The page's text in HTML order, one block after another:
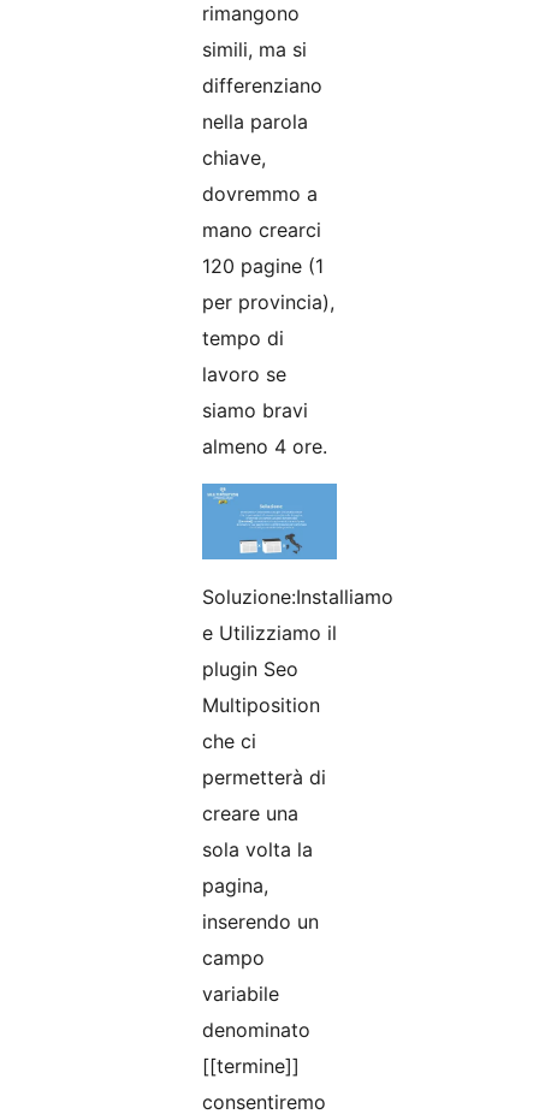
rimangono
simili, ma si
differenziano
nella parola
chiave,
dovremmo a
mano crearci
120 pagine (1
per provincia),
tempo di
lavoro se
siamo bravi
almeno 4 ore.
Soluzione:Installiamo
e Utilizziamo il
plugin Seo
Multiposition
che ci
permetterà di
creare una
sola volta la
pagina,
inserendo un
campo
variabile
denominato
[[termine]]
consentiremo